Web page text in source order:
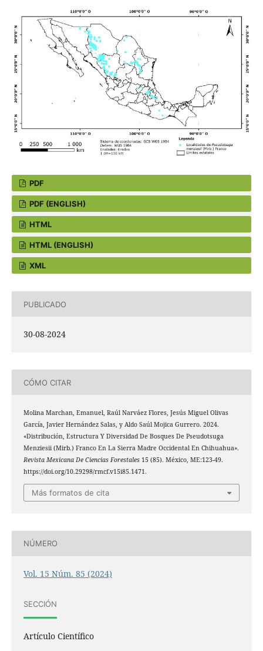
PDF
PDF (ENGLISH)
HTML
HTML (ENGLISH)
XML
PUBLICADO
30-08-2024
CÓMO CITAR
Molina Marchan, Emanuel, Raúl Narváez Flores, Jesús Miguel Olivas
García, Javier Hernández Salas, y Aldo Saúl Mojica Gurrero. 2024.
«Distribución, Estructura Y Diversidad De Bosques De Pseudotsuga
Menziesii (Mirb.) Franco En La Sierra Madre Occidental En Chihuahua».
Revista Mexicana De Ciencias Forestales15 (85). México, ME:123-49.
https://doi.org/10.29298/rmcf.v15i85.1471.
Más formatos de cita
NÚMERO
Vol. 15 Núm. 85 (2024)
SECCIÓN
Artículo Científico